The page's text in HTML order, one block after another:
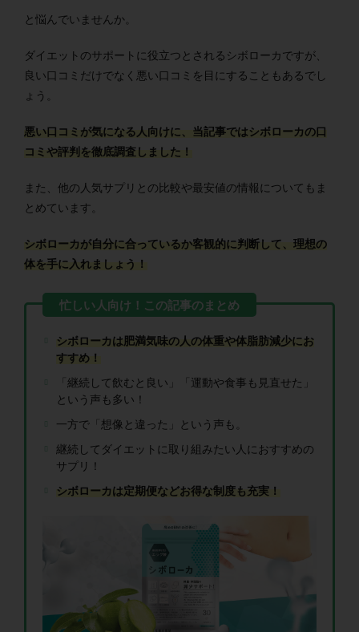
と悩んでいませんか。
ダイエットのサポートに役立つとされるシボローカですが、
良い口コミだけでなく悪い口コミを目にすることもあるでし
ょう。
悪い口コミが気になる人向けに、当記事ではシボローカの口
コミや評判を徹底調査しました！
また、他の人気サプリとの比較や最安値の情報についてもま
とめています。
シボローカが自分に合っているか客観的に判断して、理想の
体を手に入れましょう！
シボローカは肥満気味の人の体重や体脂肪減少にお
すすめ！
「継続して飲むと良い」「運動や食事も見直せた」
という声も多い！
一方で「想像と違った」という声も。
継続してダイエットに取り組みたい人におすすめの
サプリ！
シボローカは定期便などお得な制度も充実！